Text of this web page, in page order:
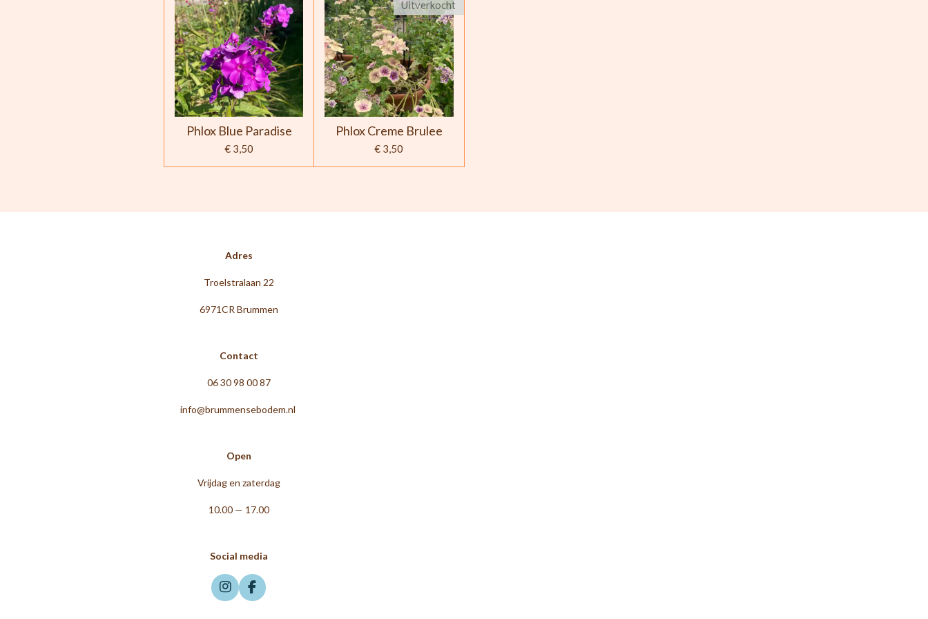
Phlox Blue Paradise
€ 3,50
Uitverkocht
Phlox Creme Brulee
€ 3,50
Adres
Troelstralaan 22
6971CR Brummen
Contact
06 30 98 00 87
info@brummensebodem.nl
Open
Vrijdag en zaterdag
10.00 — 17.00
Social media
I
n
F
a